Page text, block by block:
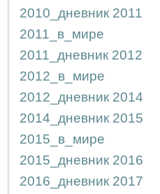
2010_дневник 2011
2011_в_мире
2011_дневник 2012
2012_в_мире
2012_дневник 2014
2014_дневник 2015
2015_в_мире
2015_дневник 2016
2016_дневник 2017